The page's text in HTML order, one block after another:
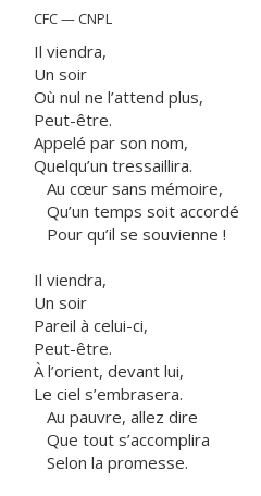
CFC — CNPL
Il viendra,
Un soir
Où nul ne l’attend plus,
Peut-être.
Appelé par son nom,
Quelqu’un tressaillira.
Au cœur sans mémoire,
Qu’un temps soit accordé
Pour qu’il se souvienne !
Il viendra,
Un soir
Pareil à celui-ci,
Peut-être.
À l’orient, devant lui,
Le ciel s’embrasera.
Au pauvre, allez dire
Que tout s’accomplira
Selon la promesse.